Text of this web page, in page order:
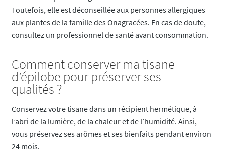
Toutefois, elle est déconseillée aux personnes allergiques
aux plantes de la famille des Onagracées. En cas de doute,
consultez un professionnel de santé avant consommation.
Comment conserver ma tisane
d’épilobe pour préserver ses
qualités ?
Conservez votre tisane dans un récipient hermétique, à
l’abri de la lumière, de la chaleur et de l’humidité. Ainsi,
vous préservez ses arômes et ses bienfaits pendant environ
24 mois.